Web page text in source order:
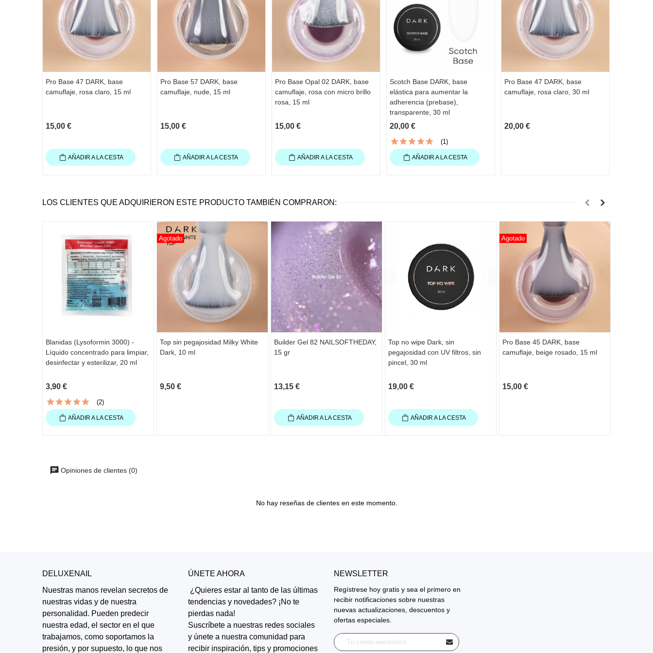
Pro Base 47 DARK, base
camuflaje, rosa claro, 15 ml
15,00 €
AÑADIR A LA CESTA
Pro Base 57 DARK, base
camuflaje, nude, 15 ml
15,00 €
AÑADIR A LA CESTA
Pro Base Opal 02 DARK, base
camuflaje, rosa con micro brillo
rosa, 15 ml
15,00 €
AÑADIR A LA CESTA
Scotch Base DARK, base
elástica para aumentar la
adherencia (prebase),
transparente, 30 ml
20,00 €
(1)
AÑADIR A LA CESTA
Pro Base 47 DARK, base
camuflaje, rosa claro, 30 ml
20,00 €
LOS CLIENTES QUE ADQUIRIERON ESTE PRODUCTO TAMBIÉN COMPRARON:
Blanidas (Lysoformin 3000) -
Líquido concentrado para limpiar,
desinfectar y esterilizar, 20 ml
3,90 €
(2)
AÑADIR A LA CESTA
Agotado
Top sin pegajosidad Milky White
Dark, 10 ml
9,50 €
Builder Gel 82 NAILSOFTHEDAY,
15 gr
13,15 €
AÑADIR A LA CESTA
Top no wipe Dark, sin
pegajosidad con UV filtros, sin
pincel, 30 ml
19,00 €
AÑADIR A LA CESTA
Agotado
Pro Base 45 DARK, base
camuflaje, beige rosado, 15 ml
15,00 €
Opiniones de clientes (0)
No hay reseñas de clientes en este momento.
DELUXENAIL
Nuestras manos revelan secretos de
nuestras vidas y de nuestra
personalidad. Pueden predecir
nuestra edad, el sector en el que
trabajamos, como soportamos la
presión, y por supuesto, lo que nos
ÚNETE AHORA
¿Quieres estar al tanto de las últimas
tendencias y novedades? ¡No te
pierdas nada!
Suscríbete a nuestras redes sociales
y únete a nuestra comunidad para
recibir inspiración, tips y promociones
NEWSLETTER
Regístrese hoy gratis y sea el primero en
recibir notificaciones sobre nuestras
nuevas actualizaciones, descuentos y
ofertas especiales.